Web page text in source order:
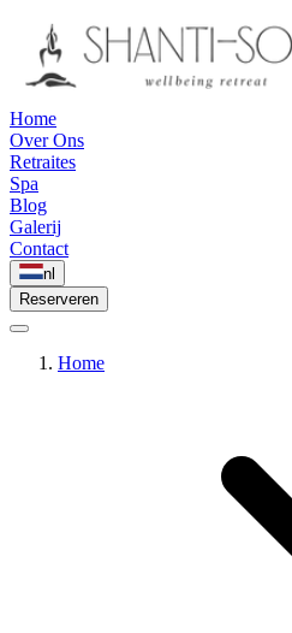
Home
Over Ons
Retraites
Spa
Blog
Galerij
Contact
nl
Reserveren
Home